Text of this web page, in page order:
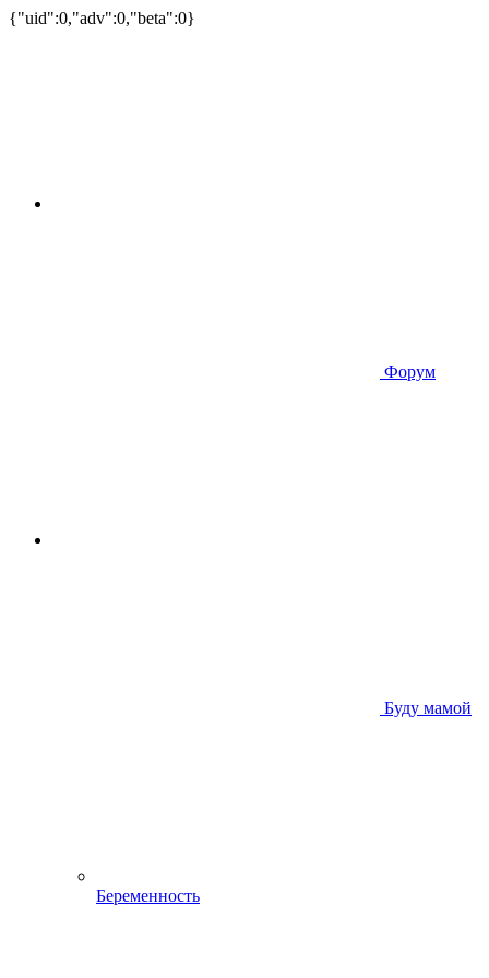
{"uid":0,"adv":0,"beta":0}
Форум
Буду мамой
Беременность